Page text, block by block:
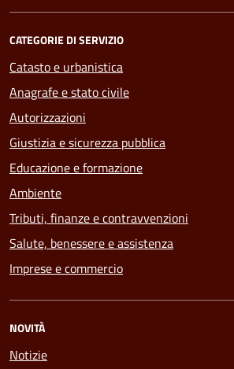
CATEGORIE DI SERVIZIO
Catasto e urbanistica
Anagrafe e stato civile
Autorizzazioni
Giustizia e sicurezza pubblica
Educazione e formazione
Ambiente
Tributi, finanze e contravvenzioni
Salute, benessere e assistenza
Imprese e commercio
NOVITÀ
Notizie